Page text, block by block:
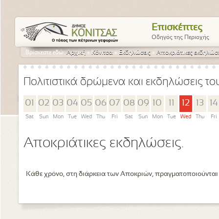
Επισκέπτες
Οδηγός της Περιοχής
Βρίσκεστε εδώ:Αρχική » Κόνιτσα » Εκδηλώσεις » Αποκριάτικες
Πολιτιστικά δρώμενα και εκδηλώσεις
01
Sat
02
Sun
03
Mon
04
Tue
05
Wed
06
Thu
07
Fri
08
Sat
09
Sun
10
Mon Tue
12
Wed
13
Thu
14
Fri
Αποκριάτικες εκδηλώσεις.
Κάθε χρόνο, στη διάρκεια των Αποκριών,